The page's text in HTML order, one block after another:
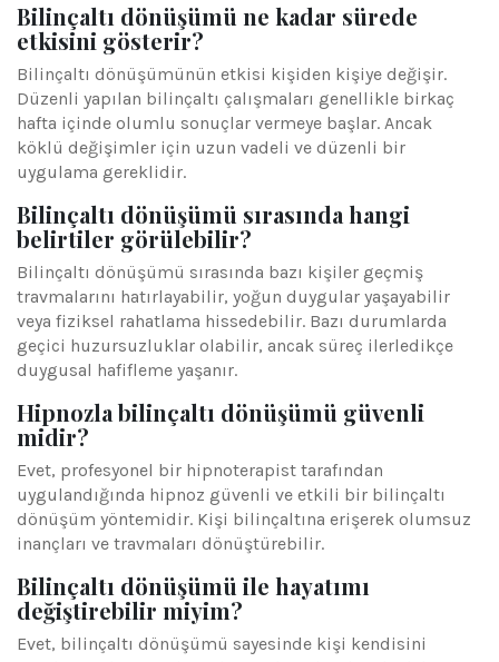
Bilinçaltı dönüşümü ne kadar sürede
etkisini gösterir?
Bilinçaltı dönüşümünün etkisi kişiden kişiye değişir.
Düzenli yapılan bilinçaltı çalışmaları genellikle birkaç
hafta içinde olumlu sonuçlar vermeye başlar. Ancak
köklü değişimler için uzun vadeli ve düzenli bir
uygulama gereklidir.
Bilinçaltı dönüşümü sırasında hangi
belirtiler görülebilir?
Bilinçaltı dönüşümü sırasında bazı kişiler geçmiş
travmalarını hatırlayabilir, yoğun duygular yaşayabilir
veya fiziksel rahatlama hissedebilir. Bazı durumlarda
geçici huzursuzluklar olabilir, ancak süreç ilerledikçe
duygusal hafifleme yaşanır.
Hipnozla bilinçaltı dönüşümü güvenli
midir?
Evet, profesyonel bir hipnoterapist tarafından
uygulandığında hipnoz güvenli ve etkili bir bilinçaltı
dönüşüm yöntemidir. Kişi bilinçaltına erişerek olumsuz
inançları ve travmaları dönüştürebilir.
Bilinçaltı dönüşümü ile hayatımı
değiştirebilir miyim?
Evet, bilinçaltı dönüşümü sayesinde kişi kendisini